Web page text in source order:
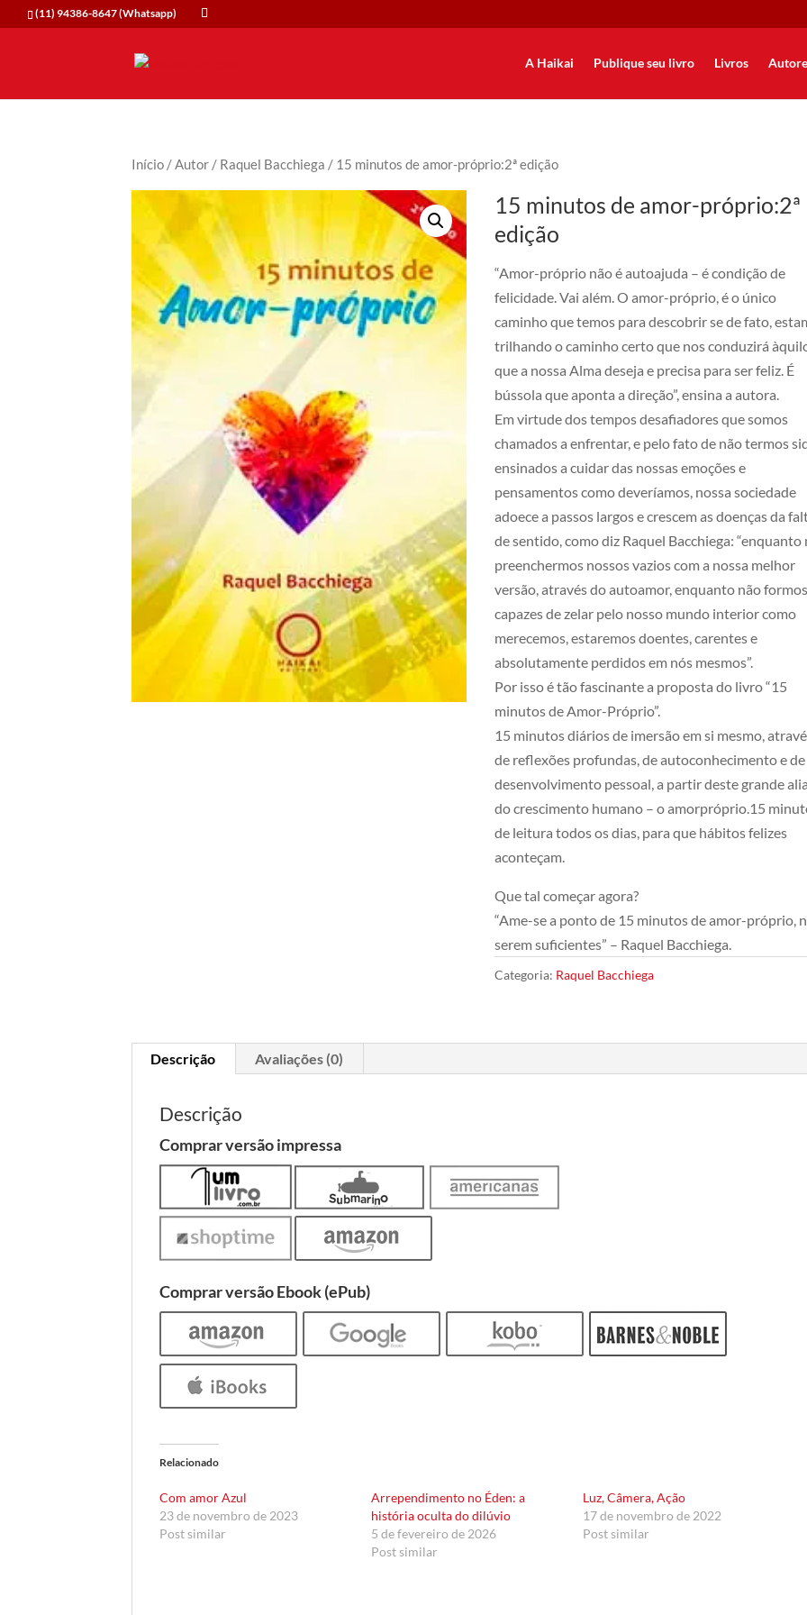
(11) 94386-8647 (Whatsapp)
A Haikai Publique seu livro Livros
Início /Autor / Raquel Bacchiega / 15 minutos de amor-próprio:2ª edição
15 minutos de amor-próprio:2ª
edição
“Amor-próprio não é autoajuda – é condição de
felicidade. Vai além. O amor-próprio, é o único
caminho que temos para descobrir se de fato,
trilhando o caminho certo que nos conduzirá
que a nossa Alma deseja e precisa para ser feliz. É
bússola que aponta a direção”, ensina a autora.
Em virtude dos tempos desafiadores que somos
chamados a enfrentar, e pelo fato de não termos
ensinados a cuidar das nossas emoções e
pensamentos como deveríamos, nossa sociedade
adoece a passos largos e crescem as doenças da
de sentido, como diz Raquel Bacchiega: “enquanto
preenchermos nossos vazios com a nossa melhor
versão, através do autoamor, enquanto não formos
capazes de zelar pelo nosso mundo interior como
merecemos, estaremos doentes, carentes e
absolutamente perdidos em nós mesmos”.
Por isso é tão fascinante a proposta do livro “15
minutos de Amor-Próprio”.
15 minutos diários de imersão em si mesmo,
de reflexões profundas, de autoconhecimento e de
desenvolvimento pessoal, a partir deste grande
do crescimento humano – o amorpróprio.15
de leitura todos os dias, para que hábitos felizes
aconteçam.
Que tal começar agora?
“Ame-se a ponto de 15 minutos de amor-próprio,
serem suficientes” – Raquel Bacchiega.
Categoria: Raquel Bacchiega
Descrição Avaliações (0)
Descrição
Comprar versão impressa
Comprar versão Ebook (ePub)
Relacionado
Com amor Azul
23 de novembro de 2023
Post similar
Arrependimento no Éden: a
história oculta do dilúvio
5 de fevereiro de 2026
Post similar
Luz, Câmera, Ação
17 de novembro de 2022
Post similar